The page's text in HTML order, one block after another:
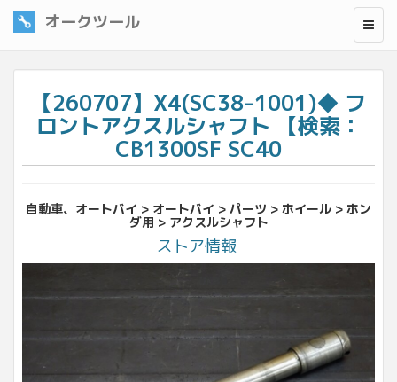
オークツール
【260707】X4(SC38-1001)◆ フ
ロントアクスルシャフト 【検索：
CB1300SF SC40
自動車、オートバイ > オートバイ > パーツ > ホイール > ホン
ダ用 > アクスルシャフト
ストア情報